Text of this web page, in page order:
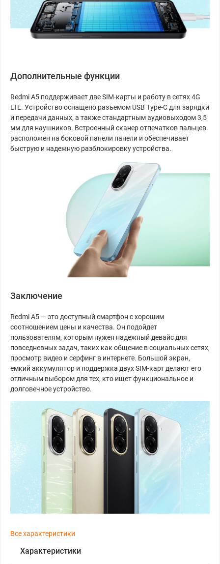
Дополнительные функции
Redmi A5 поддерживает две SIM-карты и работу в сетях 4G
LTE. Устройство оснащено разъемом USB Type-C для зарядки
и передачи данных, а также стандартным аудиовыходом 3,5
мм для наушников. Встроенный сканер отпечатков пальцев
расположен на боковой панели панели и обеспечивает
быструю и надежную разблокировку устройства.
Заключение
Redmi A5 — это доступный смартфон с хорошим
соотношением цены и качества. Он подойдет
пользователям, которым нужен надежный девайс для
повседневных задач, таких как общение в социальных сетях,
просмотр видео и серфинг в интернете. Большой экран,
емкий аккумулятор и поддержка двух SIM-карт делают его
отличным выбором для тех, кто ищет функциональное и
долговечное устройство.
Все характеристики
Характеристики